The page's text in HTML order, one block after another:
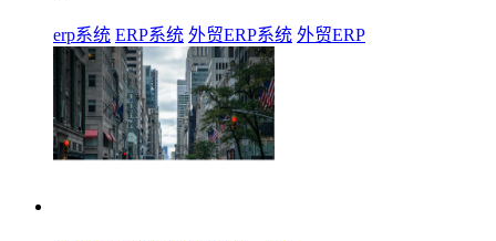
erp系统 ERP系统 外贸ERP系统 外贸ERP